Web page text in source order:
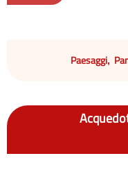
Paesaggi,